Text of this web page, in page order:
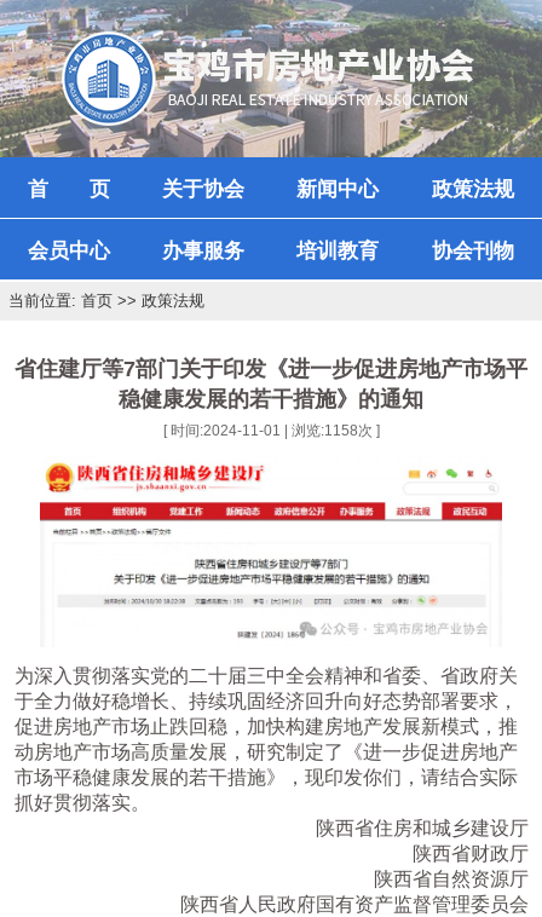
首 页 关于协会 新闻中心 政策法规
会员中心 办事服务 培训教育 协会刊物
当前位置: 首页 >> 政策法规
省住建厅等7部门关于印发《进一步促进房地产市场平
稳健康发展的若干措施》的通知
[ 时间:2024-11-01 | 浏览:1158次 ]
为深入贯彻落实党的二十届三中全会精神和省委、省政府关
于全力做好稳增长、持续巩固经济回升向好态势部署要求，
促进房地产市场止跌回稳，加快构建房地产发展新模式，推
动房地产市场高质量发展，研究制定了《进一步促进房地产
市场平稳健康发展的若干措施》，现印发你们，请结合实际
抓好贯彻落实。
陕西省住房和城乡建设厅
陕西省财政厅
陕西省自然资源厅
陕西省人民政府国有资产监督管理委员会